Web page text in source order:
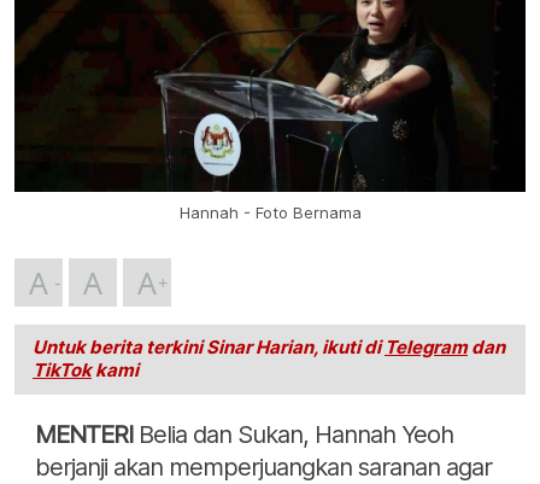
Hannah - Foto Bernama
A A A
Untuk berita terkini Sinar Harian, ikuti di Telegramdan
TikTokkami
MENTERIBelia dan Sukan, Hannah Yeoh
berjanji akan memperjuangkan saranan agar